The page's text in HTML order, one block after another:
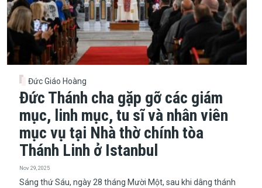
Đức Giáo Hoàng
Đức Thánh cha gặp gỡ các giám
mục, linh mục, tu sĩ và nhân viên
mục vụ tại Nhà thờ chính tòa
Thánh Linh ở Istanbul
Nov 29, 2025
Sáng thứ Sáu, ngày 28 tháng Mười Một, sau khi dâng thánh